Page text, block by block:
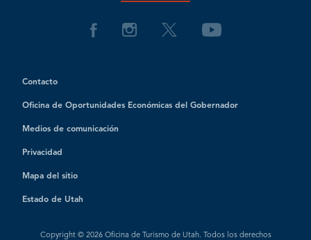
Contacto
Oficina de Oportunidades Económicas del Gobernador
Medios de comunicación
Privacidad
Mapa del sitio
Estado de Utah
Copyright © 2026 Oficina de Turismo de Utah. Todos los derechos